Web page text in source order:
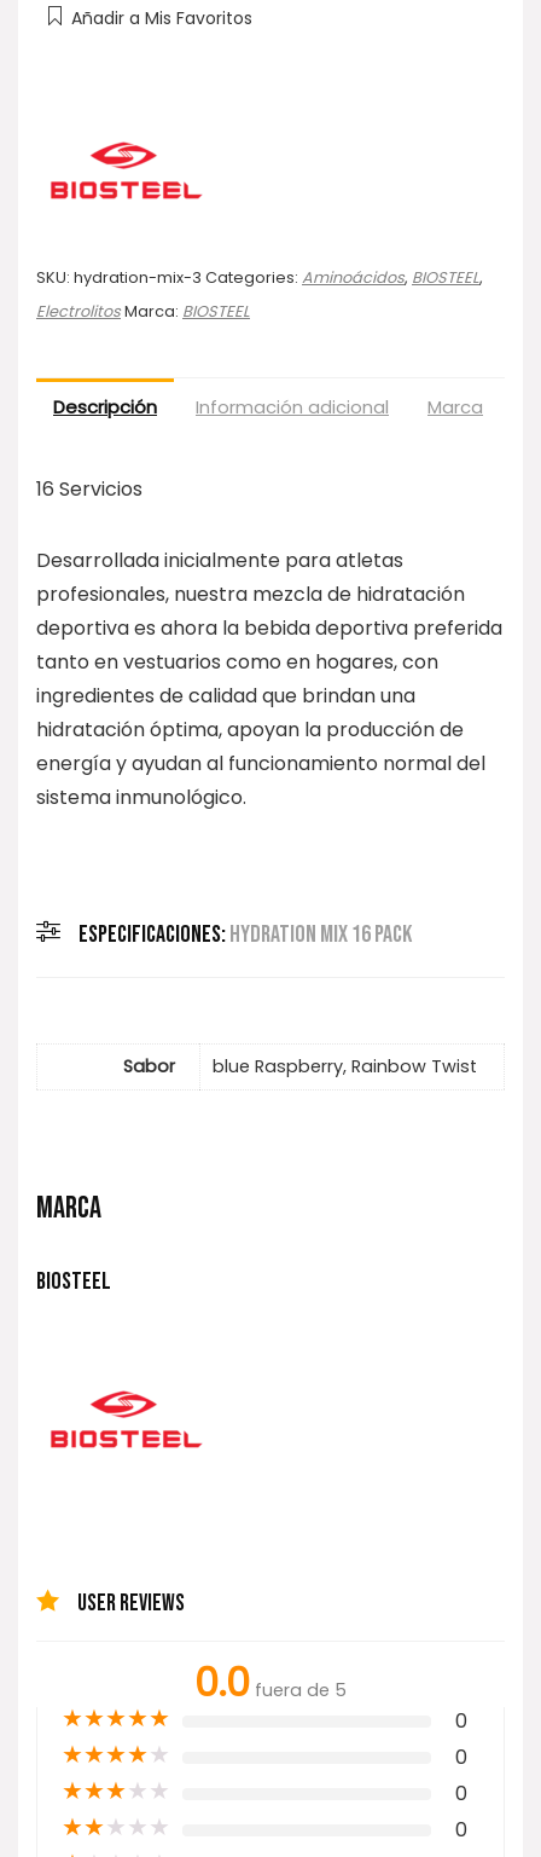
Añadir a Mis Favoritos
SKU: hydration-mix-3 Categories: Aminoácidos, BIOSTEEL,
ElectrolitosMarca: BIOSTEEL
Descripción Información adicional Marca
16 Servicios
Desarrollada inicialmente para atletas
profesionales, nuestra mezcla de hidratación
deportiva es ahora la bebida deportiva preferida
tanto en vestuarios como en hogares, con
ingredientes de calidad que brindan una
hidratación óptima, apoyan la producción de
energía y ayudan al funcionamiento normal del
sistema inmunológico.
ESPECIFICACIONES:HYDRATION MIX 16 PACK
Sabor blue Raspberry, Rainbow Twist
MARCA
BIOSTEEL
USER REVIEWS
0.0 fuera de 5
★★★★★ 0
★★★★★ 0
★★★★★ 0
★★★★★ 0